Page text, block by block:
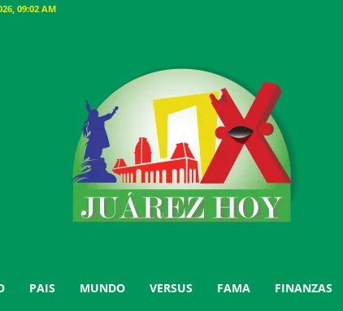
09:02 AM
PAIS MUNDO VERSUS FAMA FINANZAS